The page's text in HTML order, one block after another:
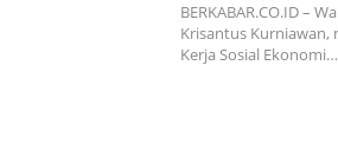
BERKABAR.CO.ID –
Krisantus Kurniawan,
Kerja Sosial Ekonomi…